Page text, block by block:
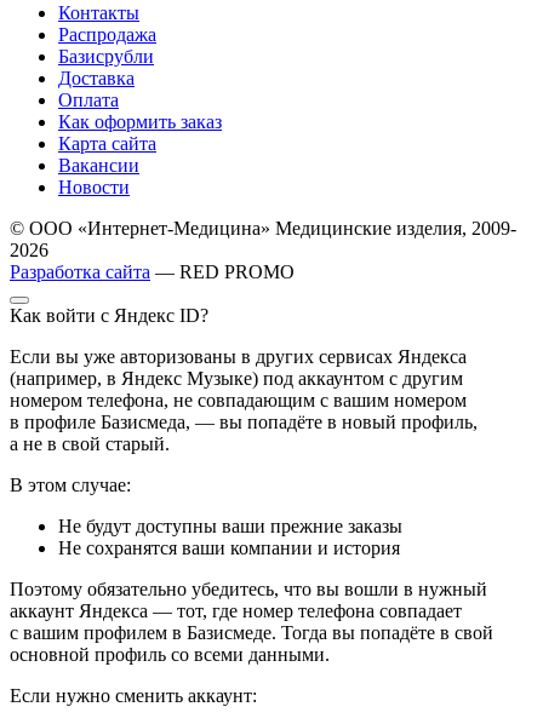
Контакты
Распродажа
Базисрубли
Доставка
Оплата
Как оформить заказ
Карта сайта
Вакансии
Новости
© ООО «Интернет-Медицина» Медицинские изделия, 2009-
2026
Разработка сайта — RED PROMO
Как войти с Яндекс ID?
Если вы уже авторизованы в других сервисах Яндекса
(например, в Яндекс Музыке) под аккаунтом с другим
номером телефона, не совпадающим с вашим номером
в профиле Базисмеда, — вы попадёте в новый профиль,
а не в свой старый.
В этом случае:
Не будут доступны ваши прежние заказы
Не сохранятся ваши компании и история
Поэтому обязательно убедитесь, что вы вошли в нужный
аккаунт Яндекса — тот, где номер телефона совпадает
с вашим профилем в Базисмеде. Тогда вы попадёте в свой
основной профиль со всеми данными.
Если нужно сменить аккаунт: